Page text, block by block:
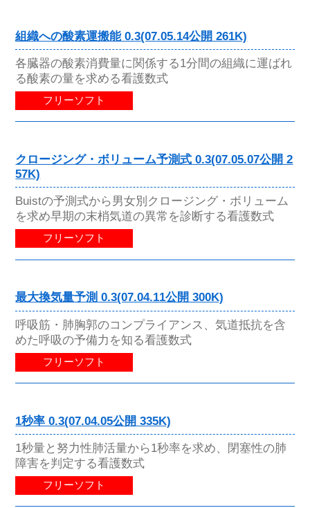
組織への酸素運搬能 0.3(07.05.14公開 261K)
各臓器の酸素消費量に関係する1分間の組織に運ばれ
る酸素の量を求める看護数式
フリーソフト
クロージング・ボリューム予測式 0.3(07.05.07公開 2
57K)
Buistの予測式から男女別クロージング・ボリューム
を求め早期の末梢気道の異常を診断する看護数式
フリーソフト
最大換気量予測 0.3(07.04.11公開 300K)
呼吸筋・肺胸郭のコンプライアンス、気道抵抗を含
めた呼吸の予備力を知る看護数式
フリーソフト
1秒率 0.3(07.04.05公開 335K)
1秒量と努力性肺活量から1秒率を求め、閉塞性の肺
障害を判定する看護数式
フリーソフト